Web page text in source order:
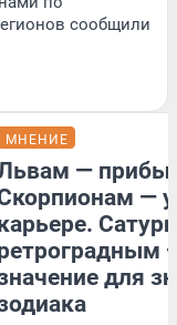
сообщили
МНЕНИЕ
—
—
для